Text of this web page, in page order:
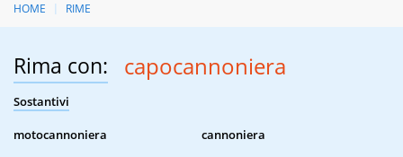
HOME RIME
Rima con: capocannoniera
Sostantivi
motocannoniera
cannoniera